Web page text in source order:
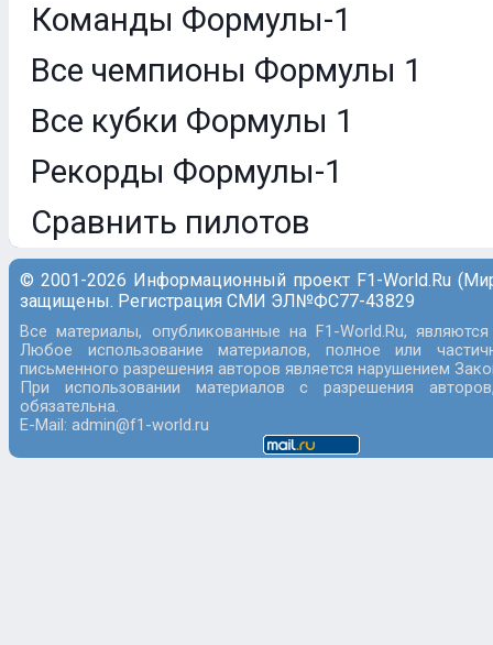
Команды Формулы-1
Все чемпионы Формулы 1
Все кубки Формулы 1
Рекорды Формулы-1
Сравнить пилотов
© 2001-2026 Информационный проект F1-World.Ru
защищены. Регистрация СМИ ЭЛ№ФС77-43829
Все материалы, опубликованные на F1-World.Ru,
Любое использование материалов, полное или
письменного разрешения авторов является нарушением
При использовании материалов с разрешения
обязательна.
E-Mail: admin@f1-world.ru